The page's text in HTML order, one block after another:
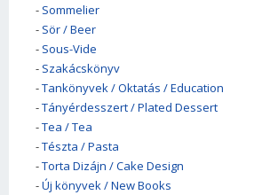
- Sommelier
- Sör / Beer
- Sous-Vide
- Szakácskönyv
-Tankönyvek / Oktatás / Education
-Tányérdesszert / Plated Dessert
-Tea / Tea
-Tészta / Pasta
-Torta Dizájn / Cake Design
-Új könyvek / New Books